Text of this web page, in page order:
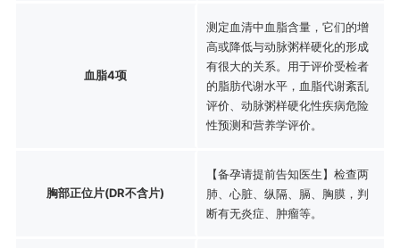
血脂4项
测定血清中血脂含量，它们的增
高或降低与动脉粥样硬化的形成
有很大的关系。用于评价受检者
的脂肪代谢水平，血脂代谢紊乱
评价、动脉粥样硬化性疾病危险
性预测和营养学评价。
胸部正位片(DR不含片)
【备孕请提前告知医生】检查两
肺、心脏、纵隔、膈、胸膜，判
断有无炎症、肿瘤等。